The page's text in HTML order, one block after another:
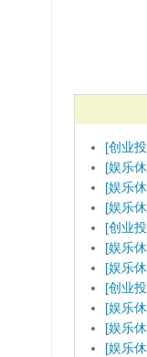
[创业
[娱乐
[娱乐
[娱乐
[创业
[娱乐
[娱乐
[创业
[娱乐
[娱乐
[娱乐